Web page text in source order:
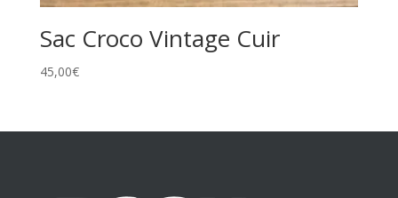
Sac Croco Vintage Cuir
45,00€